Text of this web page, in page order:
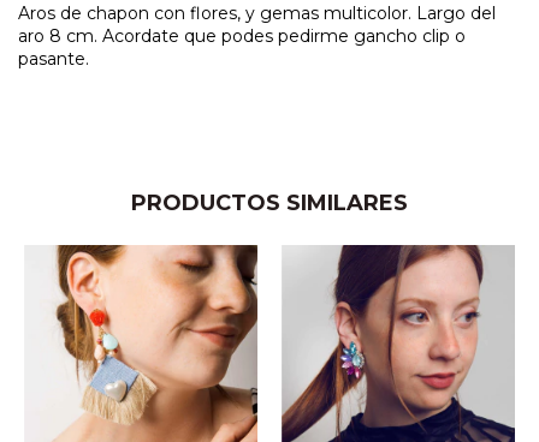
Aros de chapon con flores, y gemas multicolor. Largo del
aro 8 cm. Acordate que podes pedirme gancho clip o
pasante.
PRODUCTOS SIMILARES